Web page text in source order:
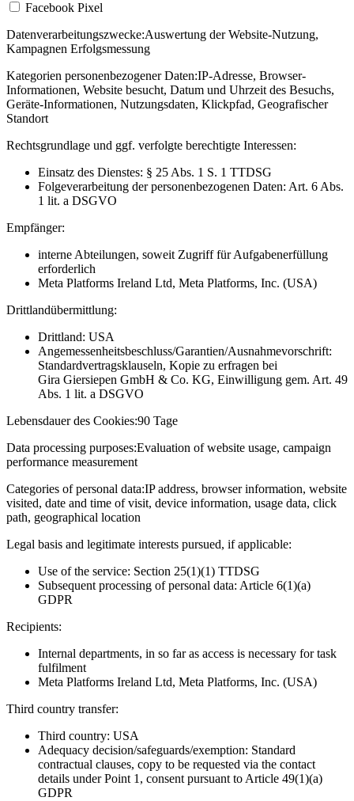
Facebook Pixel
Datenverarbeitungszwecke:Auswertung der Website-Nutzung,
Kampagnen Erfolgsmessung
Kategorien personenbezogener Daten:IP-Adresse, Browser-
Informationen, Website besucht, Datum und Uhrzeit des Besuchs,
Geräte-Informationen, Nutzungsdaten, Klickpfad, Geografischer
Standort
Rechtsgrundlage und ggf. verfolgte berechtigte Interessen:
Einsatz des Dienstes: § 25 Abs. 1 S. 1 TTDSG
Folgeverarbeitung der personenbezogenen Daten: Art. 6 Abs.
1 lit. a DSGVO
Empfänger:
interne Abteilungen, soweit Zugriff für Aufgabenerfüllung
erforderlich
Meta Platforms Ireland Ltd, Meta Platforms, Inc. (USA)
Drittlandübermittlung:
Drittland: USA
Angemessenheitsbeschluss/Garantien/Ausnahmevorschrift:
Standardvertragsklauseln, Kopie zu erfragen bei
Gira Giersiepen GmbH & Co. KG, Einwilligung gem. Art. 49
Abs. 1 lit. a DSGVO
Lebensdauer des Cookies:90 Tage
Data processing purposes:Evaluation of website usage, campaign
performance measurement
Categories of personal data:IP address, browser information, website
visited, date and time of visit, device information, usage data, click
path, geographical location
Legal basis and legitimate interests pursued, if applicable:
Use of the service: Section 25(1)(1) TTDSG
Subsequent processing of personal data: Article 6(1)(a)
GDPR
Recipients:
Internal departments, in so far as access is necessary for task
fulfilment
Meta Platforms Ireland Ltd, Meta Platforms, Inc. (USA)
Third country transfer:
Third country: USA
Adequacy decision/safeguards/exemption: Standard
contractual clauses, copy to be requested via the contact
details under Point 1, consent pursuant to Article 49(1)(a)
GDPR